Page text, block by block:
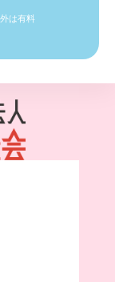
は有料